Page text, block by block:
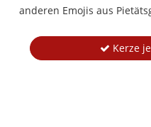
anderen Emojis aus
Kerze